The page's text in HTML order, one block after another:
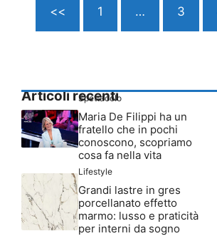
<< 1 … 3
Articoli recenti
Spettacolo
Maria De Filippi ha un
fratello che in pochi
conoscono, scopriamo
cosa fa nella vita
Lifestyle
Grandi lastre in gres
porcellanato effetto
marmo: lusso e praticità
per interni da sogno